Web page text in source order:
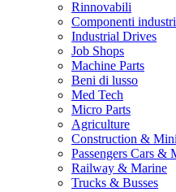
Rinnovabili
Componenti
Industrial Drives
Job Shops
Machine Parts
Beni di lusso
Med Tech
Micro Parts
Agriculture
Construction &
Passengers Cars &
Railway & Marine
Trucks & Busses